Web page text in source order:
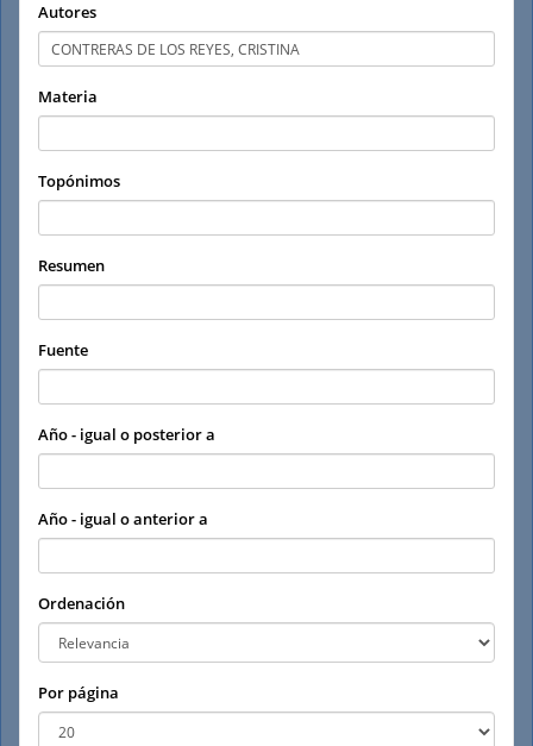
Autores
Materia
Topónimos
Resumen
Fuente
Año - igual o posterior a
Año - igual o anterior a
Ordenación
Por página